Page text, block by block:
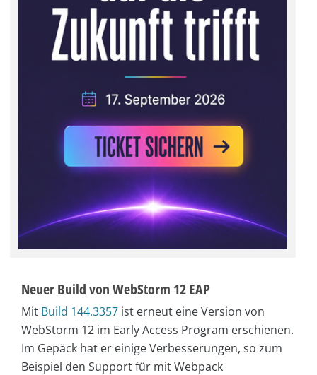
Neuer Build von WebStorm 12 EAP
Mit Build 144.3357 ist erneut eine Version von
WebStorm 12 im Early Access Program erschienen.
Im Gepäck hat er einige Verbesserungen, so zum
Beispiel den Support für mit Webpack